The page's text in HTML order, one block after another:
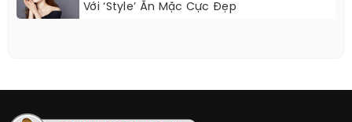
Với ‘style’ Ăn Mặc Cực Đẹp